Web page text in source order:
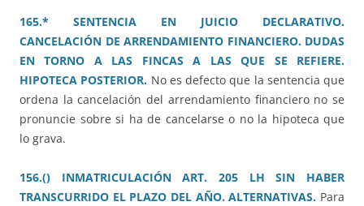
165.* SENTENCIA EN JUICIO DECLARATIVO.
CANCELACIÓN DE ARRENDAMIENTO FINANCIERO. DUDAS
EN TORNO A LAS FINCAS A LAS QUE SE REFIERE.
HIPOTECA POSTERIOR. No es defecto que la sentencia que
ordena la cancelación del arrendamiento financiero no se
pronuncie sobre si ha de cancelarse o no la hipoteca que
lo grava.
156.() INMATRICULACIÓN ART. 205 LH SIN HABER
TRANSCURRIDO EL PLAZO DEL AÑO. ALTERNATIVAS. Para